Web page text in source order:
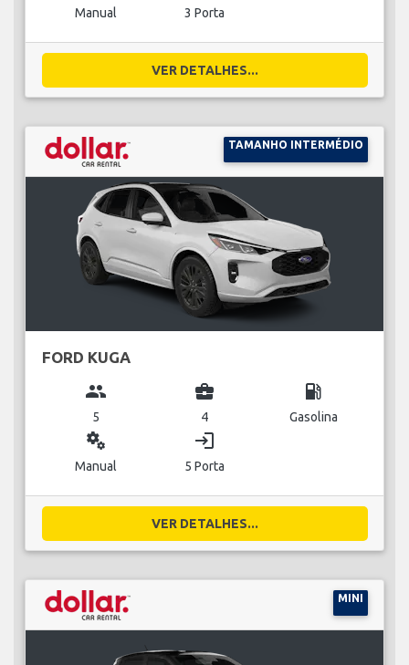
Manual 3 Porta
VER DETALHES...
TAMANHO INTERMÉDIO
FORD KUGA
group
5
business_center
4
local_gas_station
Gasolina
miscellaneous_services
Manual
login
5 Porta
VER DETALHES...
MINI